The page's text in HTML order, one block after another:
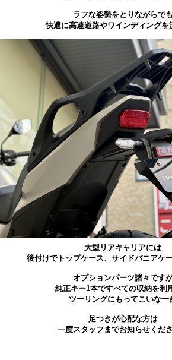
ラフな姿勢をとりながらで
快適に高速道路やワインディングを
大型リアキャリアには
後付けでトップケース、サイドパニアケ
オプションパーツ諸々です
純正キー1本ですべての収納を利
ツーリングにもってこいな一
足つきが心配な方は
一度スタッフまでお知らせくだ